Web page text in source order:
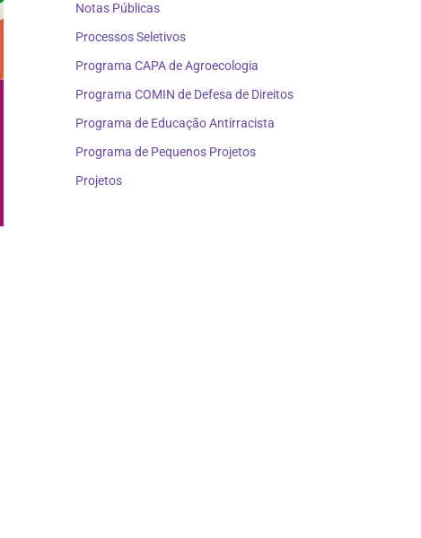
Notas Públicas
Processos Seletivos
Programa CAPA de Agroecologia
Programa COMIN de Defesa de Direitos
Programa de Educação Antirracista
Programa de Pequenos Projetos
Projetos